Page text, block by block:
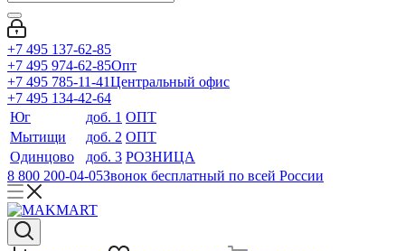
+7 495 137-62-85
+7 495 974-62-85Опт
+7 495 785-11-41Центральный офис
+7 495 134-42-64
Юг
доб. 1 ОПТ
Мытищи
доб. 2 ОПТ
Одинцово
доб. 3 РОЗНИЦА
8 800 200-04-05Звонок бесплатный по всей России